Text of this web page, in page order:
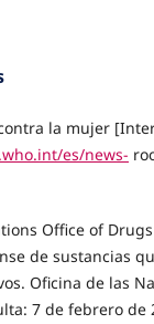
la mujer
es/news-
Office of
de sustancias
Oficina de las
7 de febrero de